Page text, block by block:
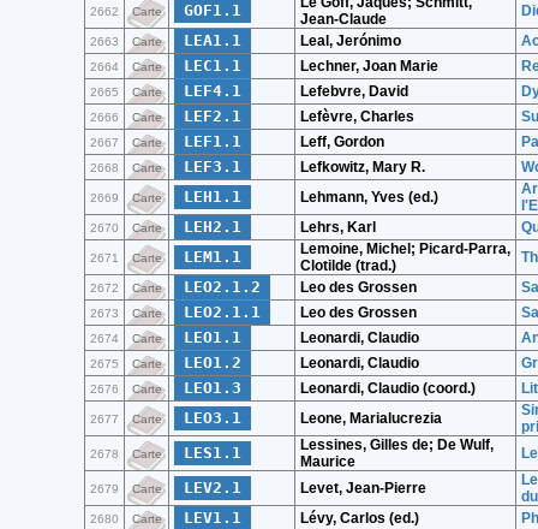
2662 Carte GOF1.1
Jean-Claude
2663 Carte LEA1.1 Leal, Jerónimo
2664 Carte LEC1.1 Lechner, Joan Marie
2665 Carte LEF4.1 Lefebvre, David
2666 Carte LEF2.1 Lefèvre, Charles
2667 Carte LEF1.1 Leff, Gordon
2668 Carte LEF3.1 Lefkowitz, Mary R.
2669 Carte LEH1.1 Lehmann, Yves (ed.)
2670 Carte LEH2.1 Lehrs, Karl
2671 Carte LEM1.1
Lemoine, Michel; Picard-Parra,
Clotilde (trad.)
2672 Carte LEO2.1.2 Leo des Grossen
2673 Carte LEO2.1.1 Leo des Grossen
2674 Carte LEO1.1 Leonardi, Claudio
2675 Carte LEO1.2 Leonardi, Claudio
2676 Carte LEO1.3 Leonardi, Claudio (coord.)
2677 Carte LEO3.1 Leone, Marialucrezia
2678 Carte LES1.1
Lessines, Gilles de; De Wulf,
Maurice
2679 Carte LEV2.1 Levet, Jean-Pierre
2680 Carte LEV1.1 Lévy, Carlos (ed.)